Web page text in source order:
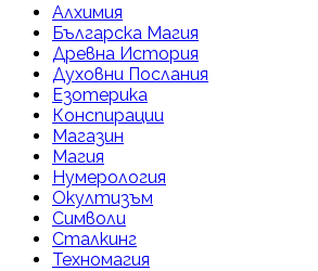
Алхимия
Българска Магия
Древна История
Духовни Послания
Езотерика
Конспирации
Магазин
Магия
Нумерология
Окултизъм
Символи
Сталкинг
Техномагия